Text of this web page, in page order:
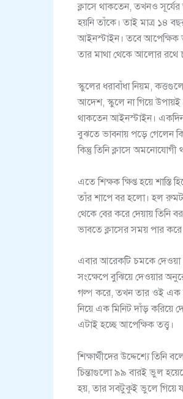
ক্লাসে থাকতেন, তখনও
হয়নি তাঁকে। তাই মাত্র ১৪
আইনস্টাইন। তবে আপেক্ষিক
তার মাথা থেকে আলোর রথে
স্কুলের ধরাবাঁধা নিয়ম,
আদেশ, স্কুলে না গিয়ে উপায়ই
থাকতেন আইনস্টাইন।
বুঝতে ভাবনায় পড়ে গেলেন
কিন্তু তিনি ক্লাসে অমনোযোগী
এতে শিক্ষক ক্ষিপ্ত হয়ে
তাঁর শাপে বর হলো। হল
থেকে বের করে দেয়ায় তিনি
ভাবতে ক্লাসের সময় পার
এবার আরেকটি চমকে দেওয়া
সংক্ষেপে বুঝিয়ে দেওয়ার
গল্প করে, তখন তার ওই এক
নিয়ে এক মিনিট দাঁড় করিয়ে
এটাই হচ্ছে আপেক্ষিক তত্ত্ব।
শিক্ষার্থীদের উদ্দেশ্যে
চিন্তাগুলো ৯৯ বারই ভুল
হয়, তার সবটুকুই ভুলে গিয়ে